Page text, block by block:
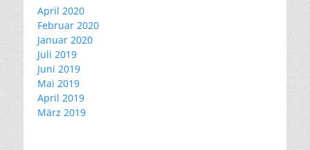
April 2020
Februar 2020
Januar 2020
Juli 2019
Juni 2019
Mai 2019
April 2019
März 2019